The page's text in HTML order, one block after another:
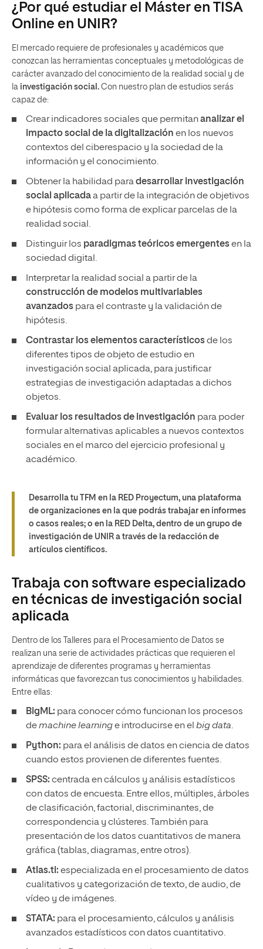
¿Por qué estudiar el Máster en TISA
Online en UNIR?
El mercado requiere de profesionales y académicos que
conozcan las herramientas conceptuales y metodológicas de
carácter avanzado del conocimiento de la realidad social y de
la investigación social. Con nuestro plan de estudios serás
capaz de:
Crear indicadores sociales que permitananalizar el
impacto social de la digitalización en los nuevos
contextos del ciberespacio y la sociedad de la
información y el conocimiento.
Obtener la habilidad paradesarrollar investigación
social aplicadaa partir de la integración de objetivos
e hipótesis como forma de explicar parcelas de la
realidad social.
Distinguir los paradigmas teóricos emergentesen la
sociedad digital.
Interpretar la realidad social a partir de la
construcción de modelos multivariables
avanzados para el contraste y la validación de
hipótesis.
Contrastar los elementos característicosde los
diferentes tipos de objeto de estudio en
investigación social aplicada, para justificar
estrategias de investigación adaptadas a dichos
objetos.
Evaluar los resultados de investigación para poder
formular alternativas aplicables a nuevos contextos
sociales en el marco del ejercicio profesional y
académico.
Desarrolla tu TFM en la RED Proyectum, una plataforma
de organizaciones en la que podrás trabajar en informes
o casos reales; o en la RED Delta, dentro de un grupo de
investigación de UNIR a través de la redacción de
artículos científicos.
Trabaja con software especializado
en técnicas de investigación social
aplicada
Dentro de los Talleres para el Procesamiento de Datos se
realizan una serie de actividades prácticas que requieren el
aprendizaje de diferentes programas y herramientas
informáticas que favorezcan tus conocimientos y habilidades.
Entre ellas:
BigML: para conocer cómo funcionan los procesos
demachine learninge introducirse en el big data.
Python: para el análisis de datos en ciencia de datos
cuando estos provienen de diferentes fuentes.
SPSS: centrada en cálculos y análisis estadísticos
con datos de encuesta. Entre ellos, múltiples, árboles
de clasificación, factorial, discriminantes, de
correspondencia y clústeres. También para
presentación de los datos cuantitativos de manera
gráfica (tablas, diagramas, entre otros).
Atlas.ti: especializada en el procesamiento de datos
cualitativos y categorización de texto, de audio, de
vídeo y de imágenes.
STATA: para el procesamiento, cálculos y análisis
avanzados estadísticos con datos cuantitativo.